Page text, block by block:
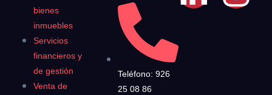
bienes
inmuebles
Servicios
financieros y
de gestión
Venta de
Teléfono: 926
25 08 86